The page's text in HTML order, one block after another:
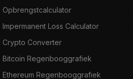
Opbrengstcalculator
Impermanent Loss Calculator
Crypto Converter
Bitcoin Regenbooggrafiek
Ethereum Regenbooggrafiek